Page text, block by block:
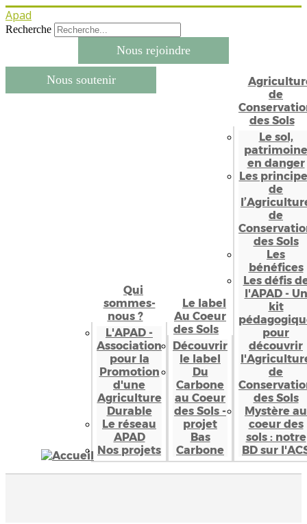
Apad
Recherche
Nous rejoindre
Nous soutenir
Qui
sommes-
nous ?
L'APAD -
Association
pour la
Promotion
d'une
Agriculture
Durable
Le réseau
APAD
Nos projets
Le label
Au Coeur
des Sols
Découvrir
le label
Du
Carbone
au Coeur
des Sols -
projet
Bas
Carbone
de
des Sols
Le sol,
patrimoine
en danger
Les
de
de
des Sols
Les
bénéfices
Les défis
l'APAD - Un
kit
pour
découvrir
de
des Sols
Mystère au
coeur des
sols : notre
BD sur